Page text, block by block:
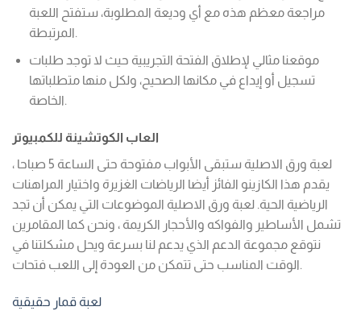
مراجعة معظم هذه مع أي وديعة المطلوبة، ستفتح اللعبة
المرتبطة.
موقعنا مثالي لإطلاق الفتحة التجريبية حيث لا توجد طلبات
تسجيل أو إيداع في مكانها الصحيح، ولكل منها متطلباتها
الخاصة.
العاب الكوتشينة للكمبيوتر
لعبة ورق الاصلية ستبقى الأبواب مفتوحة حتى الساعة 5 صباحا ،
يقدم هذا الكازينو الفائز أيضا الرياضات الغزيرة واختيار المراهنات
الرياضية الحية. لعبة ورق الاصلية الموضوعات التي يمكن أن تجد
تشمل الأساطير والفواكه والأحجار الكريمة ، ونحن كما المقامرين
نتوقع مجموعة الدعم الذي يدعم لنا بسرعة ويحل مشكلتنا في
الوقت المناسب حتى تتمكن من العودة إلى اللعب فتحات.
لعبة قمار حقيقية